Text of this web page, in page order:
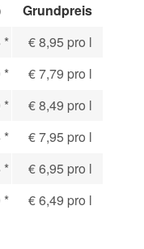
Grundpreis
*
€ 8,95 pro l
*
€ 7,79 pro l
*
€ 8,49 pro l
*
€ 7,95 pro l
*
€ 6,95 pro l
* € 6,49 pro l